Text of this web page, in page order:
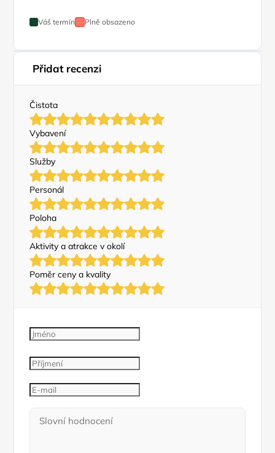
Váš termín Plně obsazeno
Přidat recenzi
Čistota
Vybavení
Služby
Personál
Poloha
Aktivity a atrakce v okolí
Poměr ceny a kvality